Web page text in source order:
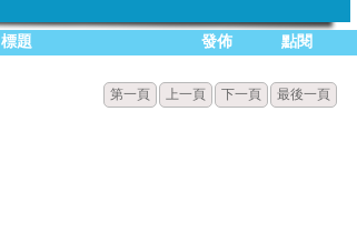
標題 發佈 點閱
第一頁 上一頁 下一頁 最後一頁